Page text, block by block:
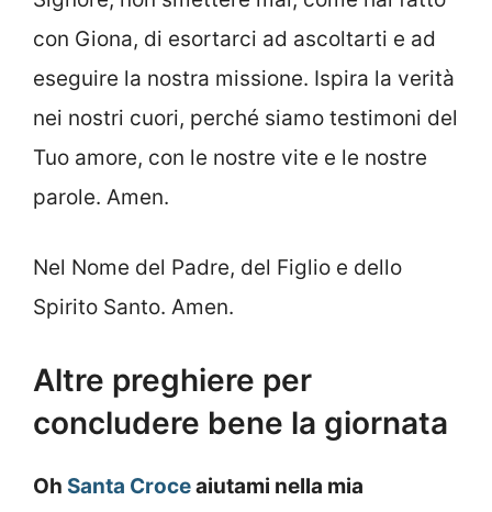
con Giona, di esortarci ad ascoltarti e ad
eseguire la nostra missione. Ispira la verità
nei nostri cuori, perché siamo testimoni del
Tuo amore, con le nostre vite e le nostre
parole. Amen.
Nel Nome del Padre, del Figlio e dello
Spirito Santo. Amen.
Altre preghiere per
concludere bene la giornata
Oh Santa Croceaiutami nella mia